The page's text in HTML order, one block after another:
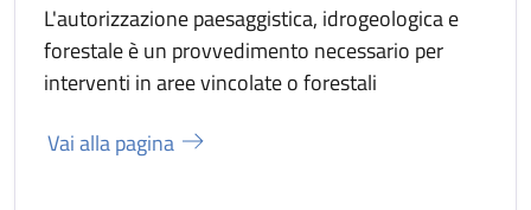
L'autorizzazione paesaggistica, idrogeologica e
forestale è un provvedimento necessario per
interventi in aree vincolate o forestali
Vai alla pagina